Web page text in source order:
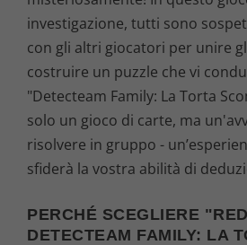
investigazione, tutti sono
con gli altri giocatori per unire
costruire un puzzle che vi
"Detecteam Family: La Torta
solo un gioco di carte, ma
risolvere in gruppo -
sfiderà la vostra abilità di
PERCHÉ SCEGLIERE
DETECTEAM FAMILY: LA